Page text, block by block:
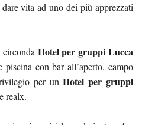
vita ad uno dei più apprezzati
Hotel per gruppi Lucca
con bar all’aperto, campo
per unHotel per gruppi
realx.